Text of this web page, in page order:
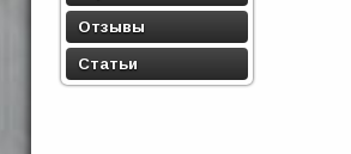
Отзывы
Статьи